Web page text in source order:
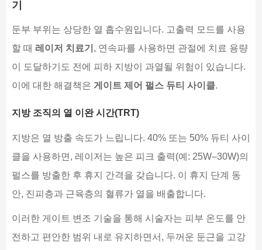
기
둔부 부위는 상당한 열 흡수원입니다. 고출력 모드를 사용
할 때 레이저 치료기 , 연속파를 사용하면 관절에 치료 용량
이 도달하기도 전에 피하 지방이 과열될 위험이 있습니다.
이에 대한 해결책은 게이트 제어 펄스 듀티 사이클.
지방 조직의 열 이완 시간(TRT)
지방은 열 방출 속도가 느립니다. 40% 또는 50% 듀티 사이
클을 사용하면, 레이저는 높은 피크 출력(예: 25W–30W)의
펄스를 방출한 후 휴지 간격을 갖습니다. 이 휴지 단계 동
안, 진피층과 근육층의 혈류가 열을 배출합니다.
이러한 게이트 변조 기술을 통해 시술자는 피부 온도를 안
전하고 편안한 범위 내로 유지하면서, 두꺼운 둔근을 고강